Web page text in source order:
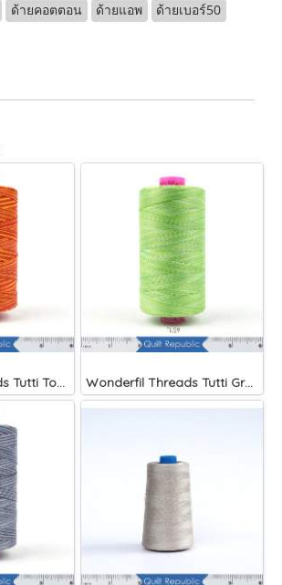
ด้ายคอตตอน ด้ายแอพ
ด้ายเบอร์50
Wonderfil Threads Tutti Tomato Wonderfil Threads Tutti Grass